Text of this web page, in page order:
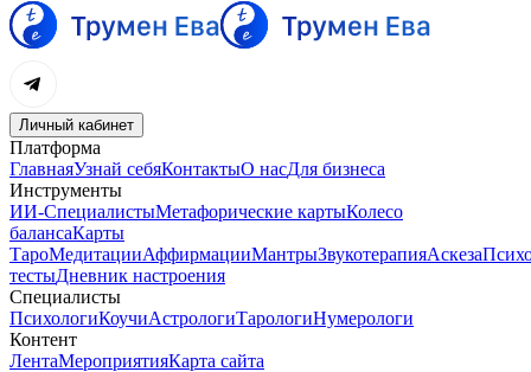
Личный кабинет
Платформа
ГлавнаяУзнай себяКонтактыО насДля бизнеса
Инструменты
ИИ-СпециалистыМетафорические картыКолесо
балансаКарты
ТароМедитацииАффирмацииМантрыЗвукотерапияАскеза
тестыДневник настроения
Специалисты
ПсихологиКоучиАстрологиТарологиНумерологи
Контент
ЛентаМероприятияКарта сайта